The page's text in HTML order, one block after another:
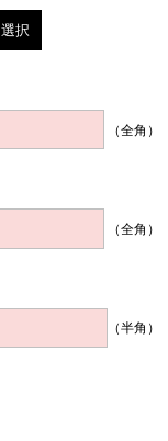
選択
（全角）
（全角）
（半角）